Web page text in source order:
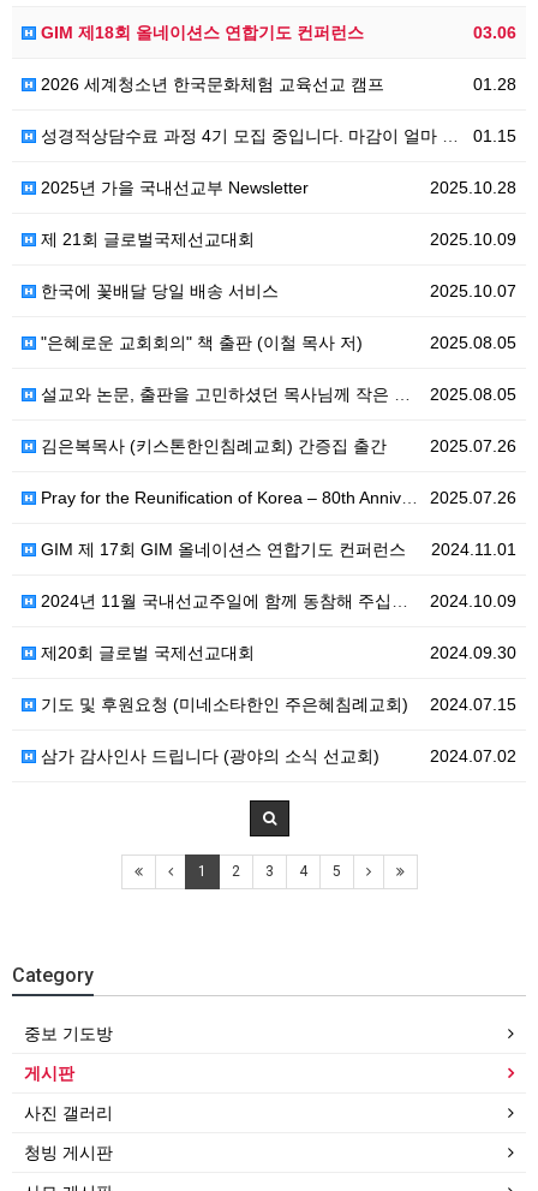
03.06
GIM 제18회 올네이션스 연합기도 컨퍼런스
01.28
2026 세계청소년 한국문화체험 교육선교 캠프
01.15
성경적상담수료 과정 4기 모집 중입니다. 마감이 얼마 안 남았네요. 서둘러주세요--
2025.10.28
2025년 가을 국내선교부 Newsletter
2025.10.09
제 21회 글로벌국제선교대회
2025.10.07
한국에 꽃배달 당일 배송 서비스
2025.08.05
"은혜로운 교회회의" 책 출판 (이철 목사 저)
2025.08.05
설교와 논문, 출판을 고민하셨던 목사님께 작은 도움을 드리고 싶습니다!
2025.07.26
김은복목사 (키스톤한인침례교회) 간증집 출간
2025.07.26
Pray for the Reunification of Korea – 80th Anniversary of 8.…
2024.11.01
GIM 제 17회 GIM 올네이션스 연합기도 컨퍼런스
2024.10.09
2024년 11월 국내선교주일에 함께 동참해 주십시오
2024.09.30
제20회 글로벌 국제선교대회
2024.07.15
기도 및 후원요청 (미네소타한인 주은혜침례교회)
2024.07.02
삼가 감사인사 드립니다 (광야의 소식 선교회)
1 2 3 4 5
Category
중보 기도방
게시판
사진 갤러리
청빙 게시판